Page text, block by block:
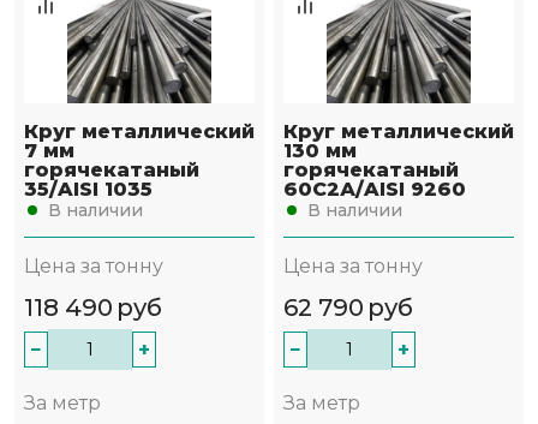
Круг металлический
7 мм
горячекатаный
35/AISI 1035
В наличии
Цена за тонну
118 490 руб
− +
За метр
Круг металлический
130 мм
горячекатаный
60С2А/AISI 9260
В наличии
Цена за тонну
62 790 руб
− +
За метр